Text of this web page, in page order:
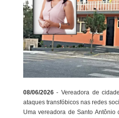
08/06/2026- Vereadora de
ataques transfóbicos nas redes
Uma vereadora de Santo